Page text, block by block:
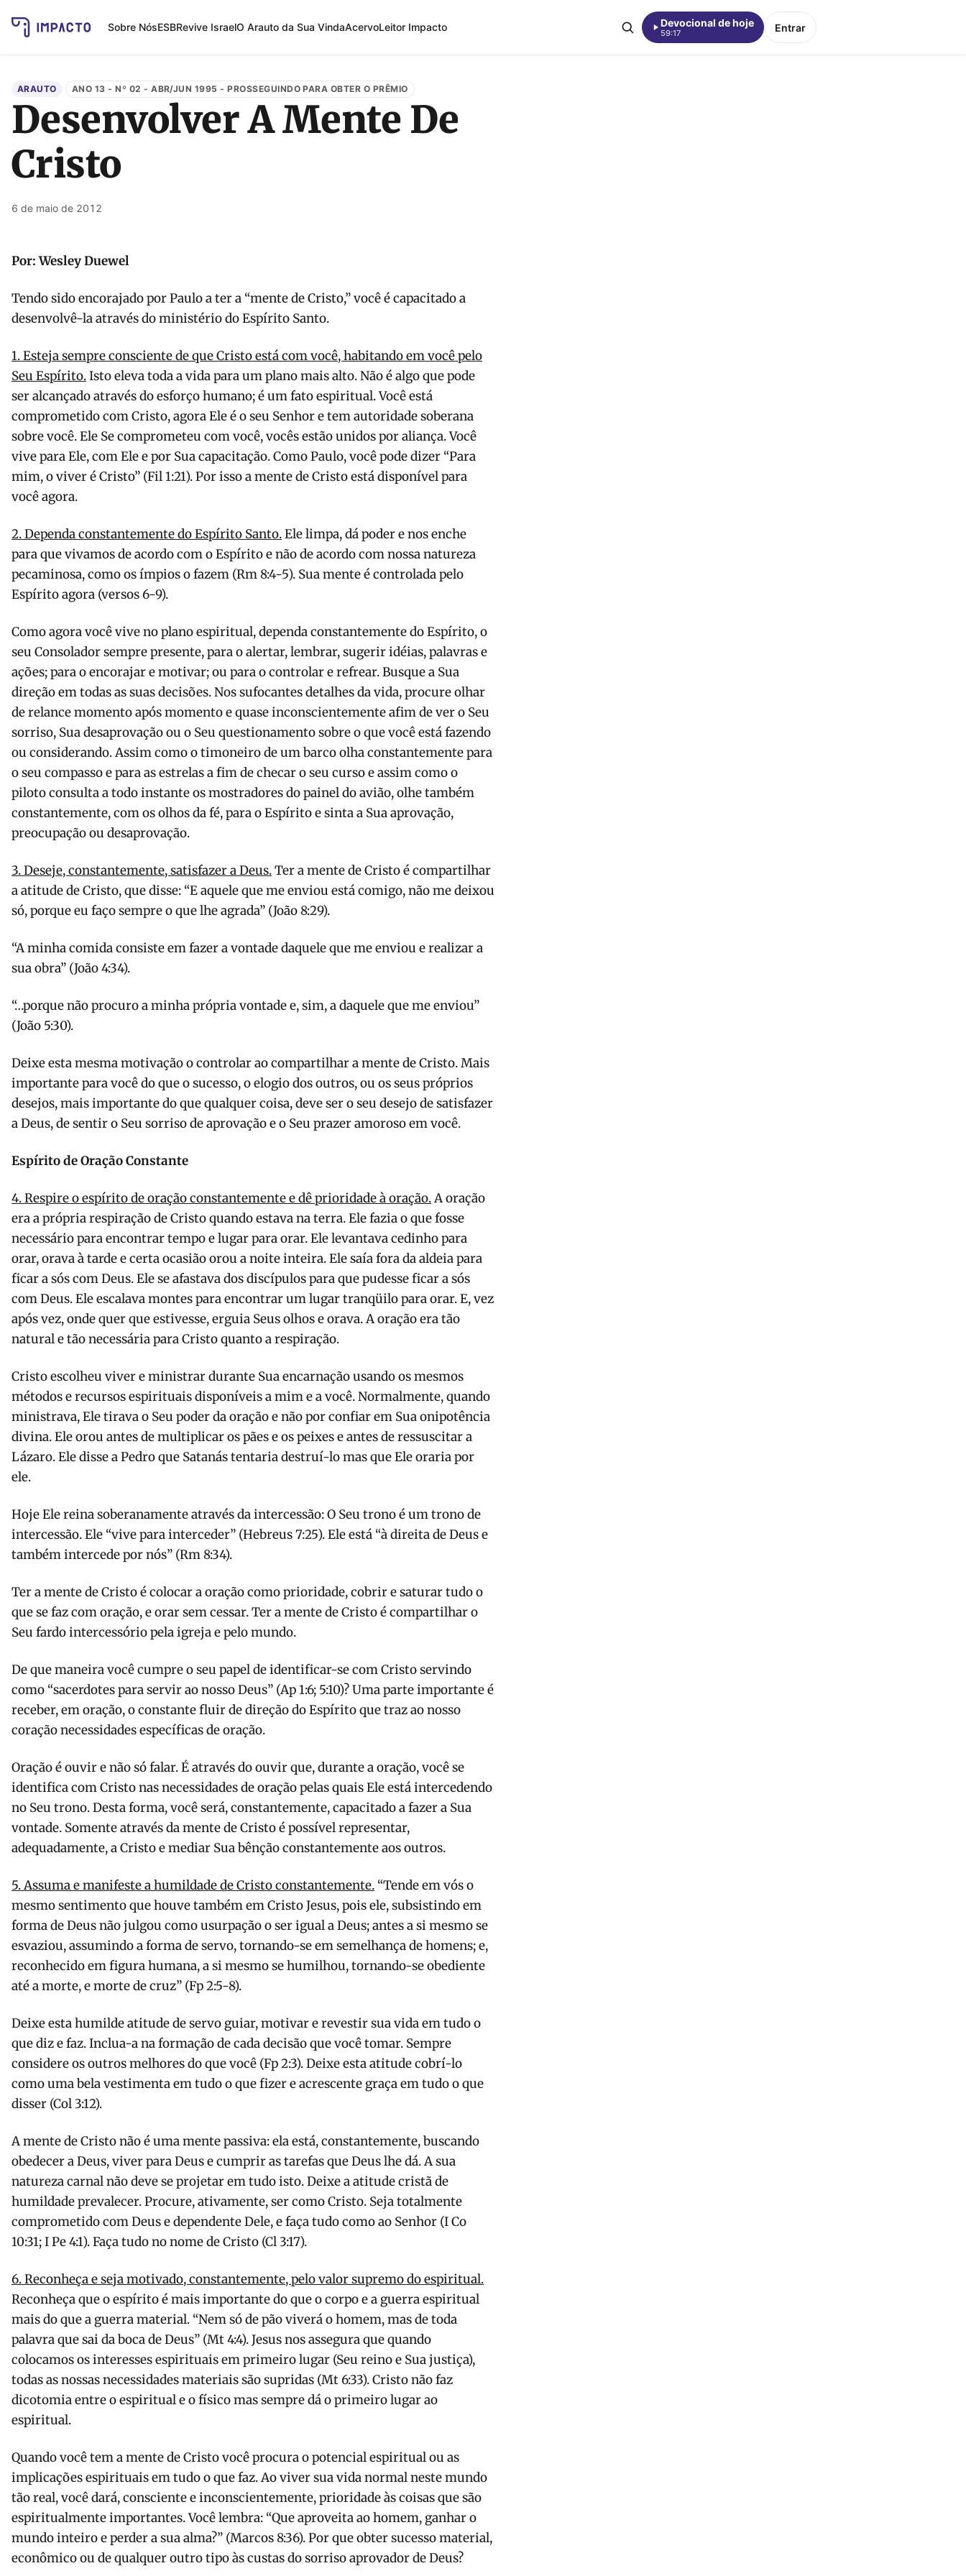
Sobre NósESBRevive IsraelO Arauto da Sua VindaAcervoLeitor Impacto Devocional de hoje
59:17 Entrar
ARAUTO ANO 13 - Nº 02 - ABR/JUN 1995 - PROSSEGUINDO PARA OBTER O PRÊMIO
Desenvolver A Mente De
Cristo
6 de maio de 2012
Por: Wesley Duewel
Tendo sido encorajado por Paulo a ter a “mente de Cristo,” você é capacitado a
desenvolvê-la através do ministério do Espírito Santo.
1. Esteja sempre consciente de que Cristo está com você, habitando em você pelo
Seu Espírito.Isto eleva toda a vida para um plano mais alto. Não é algo que pode
ser alcançado através do esforço humano; é um fato espiritual. Você está
comprometido com Cristo, agora Ele é o seu Senhor e tem autoridade soberana
sobre você. Ele Se comprometeu com você, vocês estão unidos por aliança. Você
vive para Ele, com Ele e por Sua capacitação. Como Paulo, você pode dizer “Para
mim, o viver é Cristo” (Fil 1:21). Por isso a mente de Cristo está disponível para
você agora.
2. Dependa constantemente do Espírito Santo.Ele limpa, dá poder e nos enche
para que vivamos de acordo com o Espírito e não de acordo com nossa natureza
pecaminosa, como os ímpios o fazem (Rm 8:4-5). Sua mente é controlada pelo
Espírito agora (versos 6-9).
Como agora você vive no plano espiritual, dependa constantemente do Espírito, o
seu Consolador sempre presente, para o alertar, lembrar, sugerir idéias, palavras e
ações; para o encorajar e motivar; ou para o controlar e refrear. Busque a Sua
direção em todas as suas decisões. Nos sufocantes detalhes da vida, procure olhar
de relance momento após momento e quase inconscientemente afim de ver o Seu
sorriso, Sua desaprovação ou o Seu questionamento sobre o que você está fazendo
ou considerando. Assim como o timoneiro de um barco olha constantemente para
o seu compasso e para as estrelas a fim de checar o seu curso e assim como o
piloto consulta a todo instante os mostradores do painel do avião, olhe também
constantemente, com os olhos da fé, para o Espírito e sinta a Sua aprovação,
preocupação ou desaprovação.
3. Deseje, constantemente, satisfazer a Deus.Ter a mente de Cristo é compartilhar
a atitude de Cristo, que disse: “E aquele que me enviou está comigo, não me deixou
só, porque eu faço sempre o que lhe agrada” (João 8:29).
“A minha comida consiste em fazer a vontade daquele que me enviou e realizar a
sua obra” (João 4:34).
“…porque não procuro a minha própria vontade e, sim, a daquele que me enviou”
(João 5:30).
Deixe esta mesma motivação o controlar ao compartilhar a mente de Cristo. Mais
importante para você do que o sucesso, o elogio dos outros, ou os seus próprios
desejos, mais importante do que qualquer coisa, deve ser o seu desejo de satisfazer
a Deus, de sentir o Seu sorriso de aprovação e o Seu prazer amoroso em você.
Espírito de Oração Constante
4. Respire o espírito de oração constantemente e dê prioridade à oração.A oração
era a própria respiração de Cristo quando estava na terra. Ele fazia o que fosse
necessário para encontrar tempo e lugar para orar. Ele levantava cedinho para
orar, orava à tarde e certa ocasião orou a noite inteira. Ele saía fora da aldeia para
ficar a sós com Deus. Ele se afastava dos discípulos para que pudesse ficar a sós
com Deus. Ele escalava montes para encontrar um lugar tranqüilo para orar. E, vez
após vez, onde quer que estivesse, erguia Seus olhos e orava. A oração era tão
natural e tão necessária para Cristo quanto a respiração.
Cristo escolheu viver e ministrar durante Sua encarnação usando os mesmos
métodos e recursos espirituais disponíveis a mim e a você. Normalmente, quando
ministrava, Ele tirava o Seu poder da oração e não por confiar em Sua onipotência
divina. Ele orou antes de multiplicar os pães e os peixes e antes de ressuscitar a
Lázaro. Ele disse a Pedro que Satanás tentaria destruí-lo mas que Ele oraria por
ele.
Hoje Ele reina soberanamente através da intercessão: O Seu trono é um trono de
intercessão. Ele “vive para interceder” (Hebreus 7:25). Ele está “à direita de Deus e
também intercede por nós” (Rm 8:34).
Ter a mente de Cristo é colocar a oração como prioridade, cobrir e saturar tudo o
que se faz com oração, e orar sem cessar. Ter a mente de Cristo é compartilhar o
Seu fardo intercessório pela igreja e pelo mundo.
De que maneira você cumpre o seu papel de identificar-se com Cristo servindo
como “sacerdotes para servir ao nosso Deus” (Ap 1:6; 5:10)? Uma parte importante é
receber, em oração, o constante fluir de direção do Espírito que traz ao nosso
coração necessidades específicas de oração.
Oração é ouvir e não só falar. É através do ouvir que, durante a oração, você se
identifica com Cristo nas necessidades de oração pelas quais Ele está intercedendo
no Seu trono. Desta forma, você será, constantemente, capacitado a fazer a Sua
vontade. Somente através da mente de Cristo é possível representar,
adequadamente, a Cristo e mediar Sua bênção constantemente aos outros.
5. Assuma e manifeste a humildade de Cristo constantemente. “Tende em vós o
mesmo sentimento que houve também em Cristo Jesus, pois ele, subsistindo em
forma de Deus não julgou como usurpação o ser igual a Deus; antes a si mesmo se
esvaziou, assumindo a forma de servo, tornando-se em semelhança de homens; e,
reconhecido em figura humana, a si mesmo se humilhou, tornando-se obediente
até a morte, e morte de cruz” (Fp 2:5-8).
Deixe esta humilde atitude de servo guiar, motivar e revestir sua vida em tudo o
que diz e faz. Inclua-a na formação de cada decisão que você tomar. Sempre
considere os outros melhores do que você (Fp 2:3). Deixe esta atitude cobrí-lo
como uma bela vestimenta em tudo o que fizer e acrescente graça em tudo o que
disser (Col 3:12).
A mente de Cristo não é uma mente passiva: ela está, constantemente, buscando
obedecer a Deus, viver para Deus e cumprir as tarefas que Deus lhe dá. A sua
natureza carnal não deve se projetar em tudo isto. Deixe a atitude cristã de
humildade prevalecer. Procure, ativamente, ser como Cristo. Seja totalmente
comprometido com Deus e dependente Dele, e faça tudo como ao Senhor (I Co
10:31; I Pe 4:1). Faça tudo no nome de Cristo (Cl 3:17).
6. Reconheça e seja motivado, constantemente, pelo valor supremo do espiritual.
Reconheça que o espírito é mais importante do que o corpo e a guerra espiritual
mais do que a guerra material. “Nem só de pão viverá o homem, mas de toda
palavra que sai da boca de Deus” (Mt 4:4). Jesus nos assegura que quando
colocamos os interesses espirituais em primeiro lugar (Seu reino e Sua justiça),
todas as nossas necessidades materiais são supridas (Mt 6:33). Cristo não faz
dicotomia entre o espiritual e o físico mas sempre dá o primeiro lugar ao
espiritual.
Quando você tem a mente de Cristo você procura o potencial espiritual ou as
implicações espirituais em tudo o que faz. Ao viver sua vida normal neste mundo
tão real, você dará, consciente e inconscientemente, prioridade às coisas que são
espiritualmente importantes. Você lembra: “Que aproveita ao homem, ganhar o
mundo inteiro e perder a sua alma?” (Marcos 8:36). Por que obter sucesso material,
econômico ou de qualquer outro tipo às custas do sorriso aprovador de Deus?